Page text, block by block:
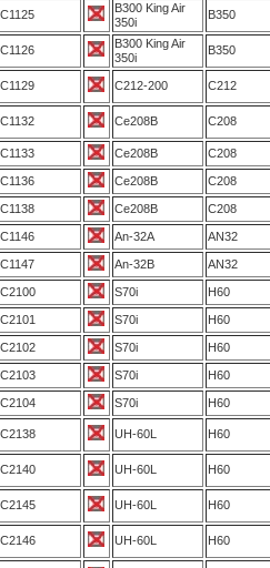
B300 King Air
350i
B350
B300 King Air
350i
B350
C212-200 C212
Ce208B C208
Ce208B C208
Ce208B C208
Ce208B C208
An-32A AN32
An-32B AN32
S70i H60
S70i H60
S70i H60
S70i H60
S70i H60
UH-60L H60
UH-60L H60
UH-60L H60
UH-60L H60